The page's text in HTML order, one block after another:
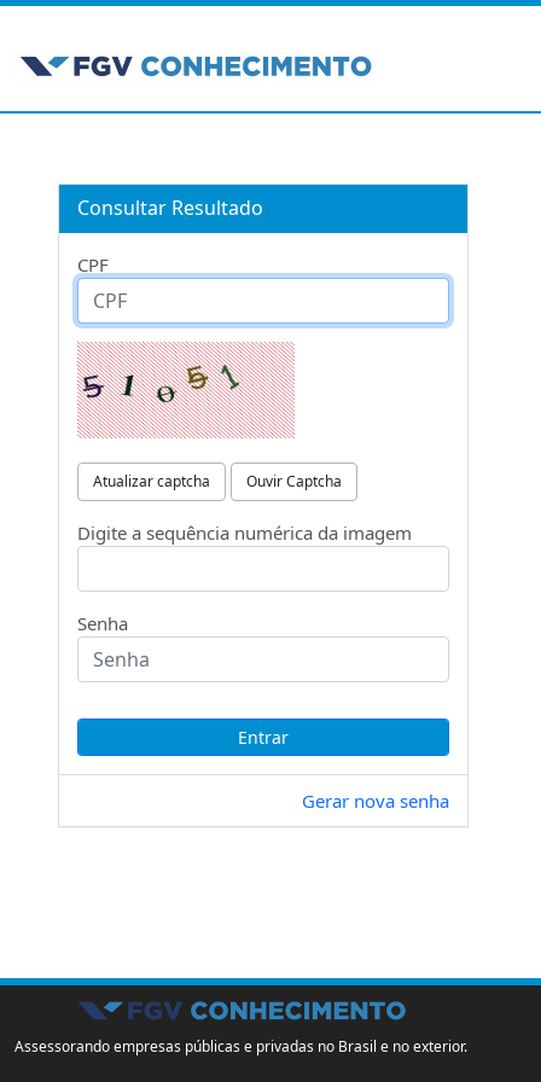
Consultar Resultado
CPF
Atualizar captcha Ouvir Captcha
Digite a sequência numérica da imagem
Senha
Gerar nova senha
Assessorando empresas públicas e privadas no Brasil e no exterior.